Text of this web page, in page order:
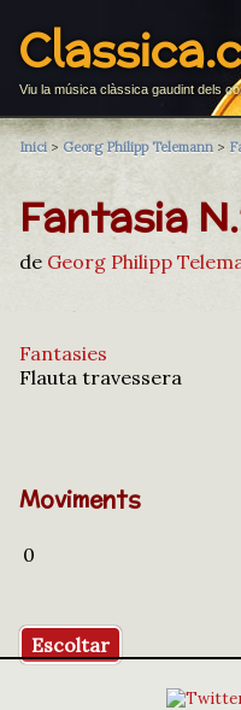
Viu la música clàssica gaudint dels
Inici > Georg Philipp Telemann >
Fantasia
de Georg Philipp
Fantasies
Flauta travessera
Moviments
0
Escoltar